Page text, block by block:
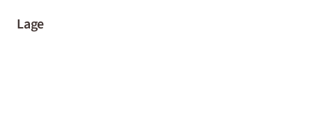
Lage